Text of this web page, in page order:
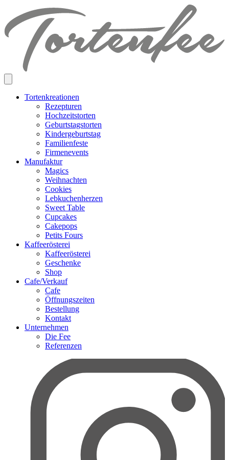
content
Tortenkreationen
Rezepturen
Hochzeitstorten
Geburtstagstorten
Kindergeburtstag
Familienfeste
Firmenevents
Manufaktur
Magics
Weihnachten
Cookies
Lebkuchenherzen
Sweet Table
Cupcakes
Cakepops
Petits Fours
Kaffeerösterei
Kaffeerösterei
Geschenke
Shop
Cafe/Verkauf
Cafe
Öffnungszeiten
Bestellung
Kontakt
Unternehmen
Die Fee
Referenzen